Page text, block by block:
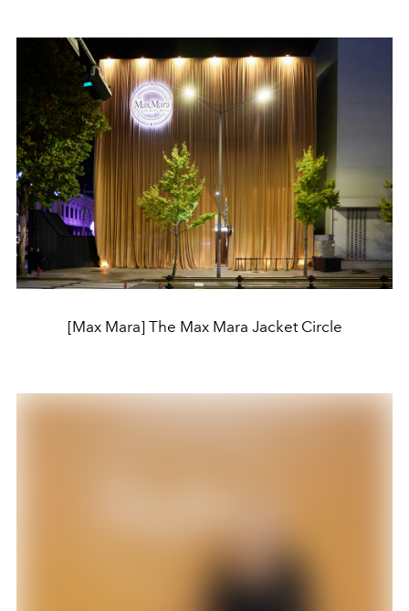
[Max Mara] The Max Mara Jacket Circle